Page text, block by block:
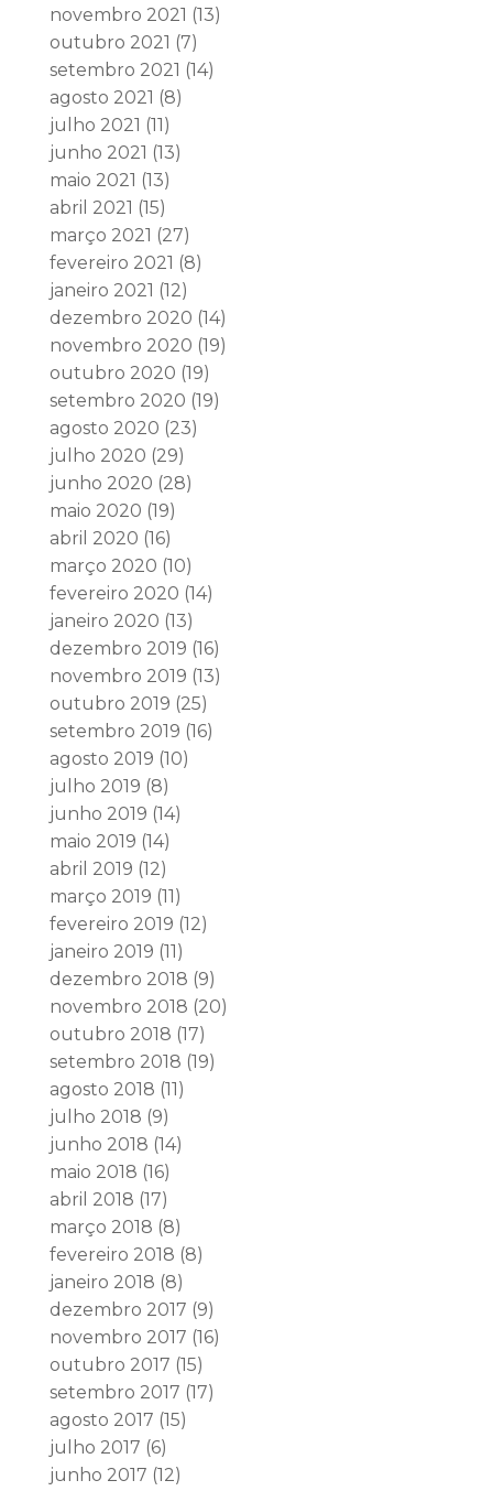
novembro 2021 (13)
outubro 2021 (7)
setembro 2021 (14)
agosto 2021 (8)
julho 2021 (11)
junho 2021 (13)
maio 2021 (13)
abril 2021 (15)
março 2021 (27)
fevereiro 2021 (8)
janeiro 2021 (12)
dezembro 2020 (14)
novembro 2020 (19)
outubro 2020 (19)
setembro 2020 (19)
agosto 2020 (23)
julho 2020 (29)
junho 2020 (28)
maio 2020 (19)
abril 2020 (16)
março 2020 (10)
fevereiro 2020 (14)
janeiro 2020 (13)
dezembro 2019 (16)
novembro 2019 (13)
outubro 2019 (25)
setembro 2019 (16)
agosto 2019 (10)
julho 2019 (8)
junho 2019 (14)
maio 2019 (14)
abril 2019 (12)
março 2019 (11)
fevereiro 2019 (12)
janeiro 2019 (11)
dezembro 2018 (9)
novembro 2018 (20)
outubro 2018 (17)
setembro 2018 (19)
agosto 2018 (11)
julho 2018 (9)
junho 2018 (14)
maio 2018 (16)
abril 2018 (17)
março 2018 (8)
fevereiro 2018 (8)
janeiro 2018 (8)
dezembro 2017 (9)
novembro 2017 (16)
outubro 2017 (15)
setembro 2017 (17)
agosto 2017 (15)
julho 2017 (6)
junho 2017 (12)